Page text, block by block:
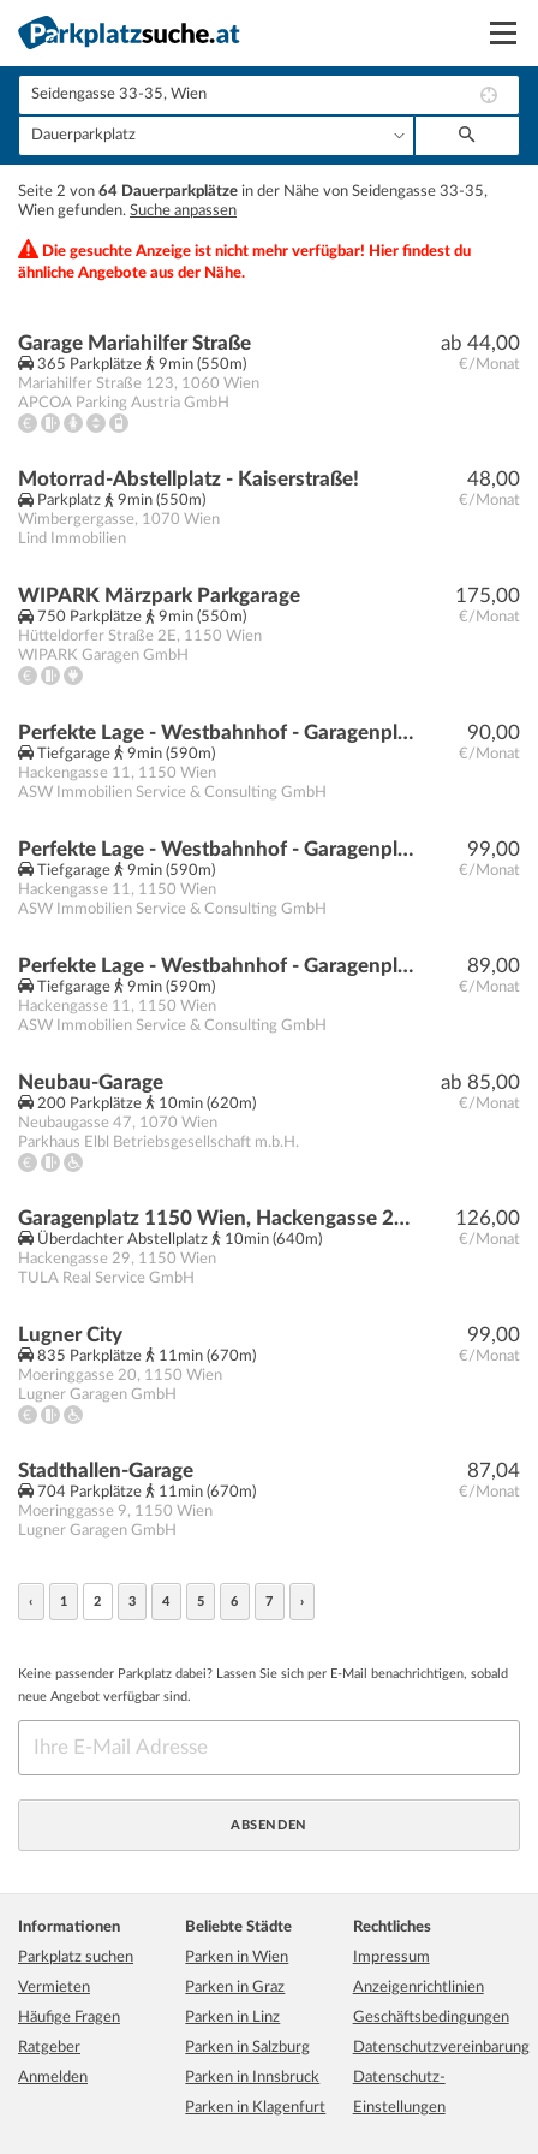
Suchen
Vermieten
Anmelden
Seite 2 von 64 Dauerparkplätze in der Nähe von Seidengasse 33-35,
Wien gefunden. Suche anpassen
Die gesuchte Anzeige ist nicht mehr verfügbar! Hier findest du
ähnliche Angebote aus der Nähe.
ab 44,00
€/Monat
Garage Mariahilfer Straße
365 Parkplätze
9min (550m)
Mariahilfer Straße 123, 1060 Wien
APCOA Parking Austria GmbH
48,00
€/Monat
Motorrad-Abstellplatz - Kaiserstraße!
Parkplatz
9min (550m)
Wimbergergasse, 1070 Wien
Lind Immobilien
175,00
€/Monat
WIPARK Märzpark Parkgarage
750 Parkplätze
9min (550m)
Hütteldorfer Straße 2E, 1150 Wien
WIPARK Garagen GmbH
90,00
€/Monat
Perfekte Lage - Westbahnhof - Garagenplätze perfekt für Pendler
Tiefgarage
9min (590m)
Hackengasse 11 , 1150 Wien
ASW Immobilien Service & Consulting GmbH
99,00
€/Monat
Perfekte Lage - Westbahnhof - Garagenplätze perfekt für Pendler
Tiefgarage
9min (590m)
Hackengasse 11 , 1150 Wien
ASW Immobilien Service & Consulting GmbH
89,00
€/Monat
Perfekte Lage - Westbahnhof - Garagenplätze perfekt für Pendler
Tiefgarage
9min (590m)
Hackengasse 11 , 1150 Wien
ASW Immobilien Service & Consulting GmbH
ab 85,00
€/Monat
Neubau-Garage
200 Parkplätze
10min (620m)
Neubaugasse 47, 1070 Wien
Parkhaus Elbl Betriebsgesellschaft m.b.H.
126,00
€/Monat
Garagenplatz 1150 Wien, Hackengasse 29 | Beingasse 30
Überdachter Abstellplatz
10min (640m)
Hackengasse 29, 1150 Wien
TULA Real Service GmbH
99,00
€/Monat
Lugner City
835 Parkplätze
11min (670m)
Moeringgasse 20, 1150 Wien
Lugner Garagen GmbH
87,04
€/Monat
Stadthallen-Garage
704 Parkplätze
11min (670m)
Moeringgasse 9, 1150 Wien
Lugner Garagen GmbH
‹ 1 2 3 4 5 6 7 ›
Keine passender Parkplatz dabei? Lassen Sie sich per E-Mail benachrichtigen, sobald
neue Angebot verfügbar sind.
Informationen
Parkplatz suchen
Vermieten
Häufige Fragen
Ratgeber
Anmelden
Beliebte Städte
Parken in Wien
Parken in Graz
Parken in Linz
Parken in Salzburg
Parken in Innsbruck
Parken in Klagenfurt
Rechtliches
Impressum
Anzeigenrichtlinien
Geschäftsbedingungen
Datenschutzvereinbarung
Datenschutz-
Einstellungen
+
−